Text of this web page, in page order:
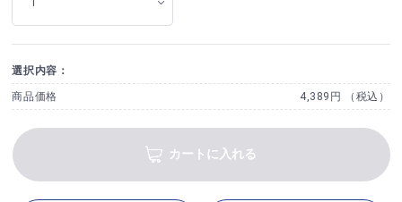
選択内容：
商品価格 4,389円 （税込）
カートに入れる